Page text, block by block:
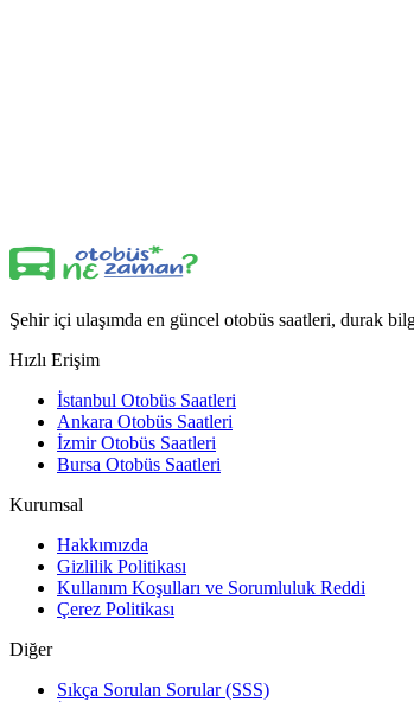
Şehir içi ulaşımda en güncel otobüs saatleri, durak
Hızlı Erişim
İstanbul Otobüs Saatleri
Ankara Otobüs Saatleri
İzmir Otobüs Saatleri
Bursa Otobüs Saatleri
Kurumsal
Hakkımızda
Gizlilik Politikası
Kullanım Koşulları ve Sorumluluk Reddi
Çerez Politikası
Diğer
Sıkça Sorulan Sorular (SSS)